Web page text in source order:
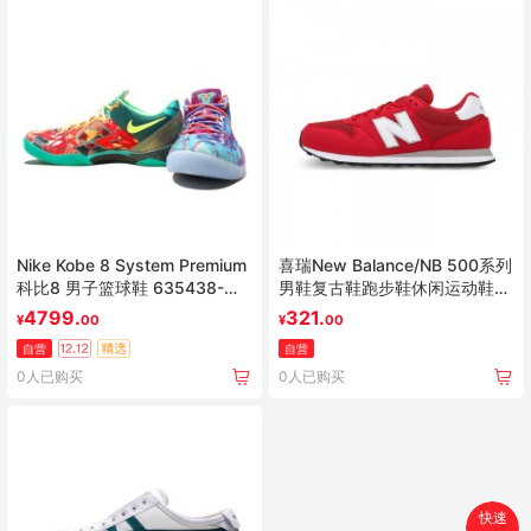
Nike Kobe 8 System Premium
科比8 男子篮球鞋 635438-
800
¥4799.00
自营
0人已购买
喜瑞New Balance/NB 500系列
男鞋复古鞋跑步鞋休闲运动鞋
GM500RSW
¥321.00
自营
0人已购买
快速